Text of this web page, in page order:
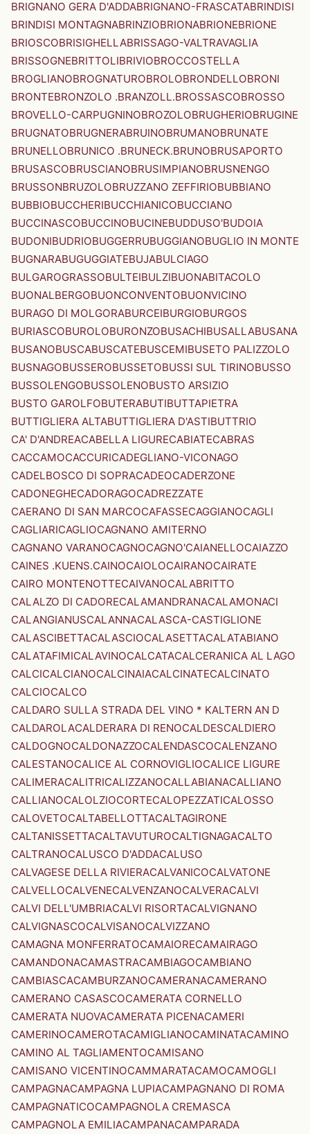
BRIGNANO GERA D'ADDABRIGNANO-FRASCATABRINDISI
BRINDISI MONTAGNABRINZIOBRIONABRIONEBRIONE
BRIOSCOBRISIGHELLABRISSAGO-VALTRAVAGLIA
BRISSOGNEBRITTOLIBRIVIOBROCCOSTELLA
BROGLIANOBROGNATUROBROLOBRONDELLOBRONI
BRONTEBRONZOLO .BRANZOLL.BROSSASCOBROSSO
BROVELLO-CARPUGNINOBROZOLOBRUGHERIOBRUGINE
BRUGNATOBRUGNERABRUINOBRUMANOBRUNATE
BRUNELLOBRUNICO .BRUNECK.BRUNOBRUSAPORTO
BRUSASCOBRUSCIANOBRUSIMPIANOBRUSNENGO
BRUSSONBRUZOLOBRUZZANO ZEFFIRIOBUBBIANO
BUBBIOBUCCHERIBUCCHIANICOBUCCIANO
BUCCINASCOBUCCINOBUCINEBUDDUSO'BUDOIA
BUDONIBUDRIOBUGGERRUBUGGIANOBUGLIO IN MONTE
BUGNARABUGUGGIATEBUJABULCIAGO
BULGAROGRASSOBULTEIBULZIBUONABITACOLO
BUONALBERGOBUONCONVENTOBUONVICINO
BURAGO DI MOLGORABURCEIBURGIOBURGOS
BURIASCOBUROLOBURONZOBUSACHIBUSALLABUSANA
BUSANOBUSCABUSCATEBUSCEMIBUSETO PALIZZOLO
BUSNAGOBUSSEROBUSSETOBUSSI SUL TIRINOBUSSO
BUSSOLENGOBUSSOLENOBUSTO ARSIZIO
BUSTO GAROLFOBUTERABUTIBUTTAPIETRA
BUTTIGLIERA ALTABUTTIGLIERA D'ASTIBUTTRIO
CA' D'ANDREACABELLA LIGURECABIATECABRAS
CACCAMOCACCURICADEGLIANO-VICONAGO
CADELBOSCO DI SOPRACADEOCADERZONE
CADONEGHECADORAGOCADREZZATE
CAERANO DI SAN MARCOCAFASSECAGGIANOCAGLI
CAGLIARICAGLIOCAGNANO AMITERNO
CAGNANO VARANOCAGNOCAGNO'CAIANELLOCAIAZZO
CAINES .KUENS.CAINOCAIOLOCAIRANOCAIRATE
CAIRO MONTENOTTECAIVANOCALABRITTO
CALALZO DI CADORECALAMANDRANACALAMONACI
CALANGIANUSCALANNACALASCA-CASTIGLIONE
CALASCIBETTACALASCIOCALASETTACALATABIANO
CALATAFIMICALAVINOCALCATACALCERANICA AL LAGO
CALCICALCIANOCALCINAIACALCINATECALCINATO
CALCIOCALCO
CALDARO SULLA STRADA DEL VINO * KALTERN AN D
CALDAROLACALDERARA DI RENOCALDESCALDIERO
CALDOGNOCALDONAZZOCALENDASCOCALENZANO
CALESTANOCALICE AL CORNOVIGLIOCALICE LIGURE
CALIMERACALITRICALIZZANOCALLABIANACALLIANO
CALLIANOCALOLZIOCORTECALOPEZZATICALOSSO
CALOVETOCALTABELLOTTACALTAGIRONE
CALTANISSETTACALTAVUTUROCALTIGNAGACALTO
CALTRANOCALUSCO D'ADDACALUSO
CALVAGESE DELLA RIVIERACALVANICOCALVATONE
CALVELLOCALVENECALVENZANOCALVERACALVI
CALVI DELL'UMBRIACALVI RISORTACALVIGNANO
CALVIGNASCOCALVISANOCALVIZZANO
CAMAGNA MONFERRATOCAMAIORECAMAIRAGO
CAMANDONACAMASTRACAMBIAGOCAMBIANO
CAMBIASCACAMBURZANOCAMERANACAMERANO
CAMERANO CASASCOCAMERATA CORNELLO
CAMERATA NUOVACAMERATA PICENACAMERI
CAMERINOCAMEROTACAMIGLIANOCAMINATACAMINO
CAMINO AL TAGLIAMENTOCAMISANO
CAMISANO VICENTINOCAMMARATACAMOCAMOGLI
CAMPAGNACAMPAGNA LUPIACAMPAGNANO DI ROMA
CAMPAGNATICOCAMPAGNOLA CREMASCA
CAMPAGNOLA EMILIACAMPANACAMPARADA